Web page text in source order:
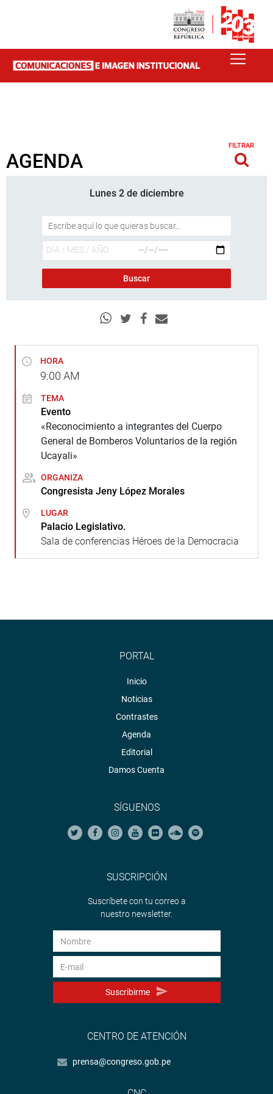
AGENDA
FILTRAR
Lunes 2 de diciembre
HORA
9:00 AM
TEMA
Evento
«Reconocimiento a integrantes del Cuerpo
General de Bomberos Voluntarios de la región
Ucayali»
ORGANIZA
Congresista Jeny López Morales
LUGAR
Palacio Legislativo.
Sala de conferencias Héroes de la Democracia
PORTAL
Inicio
Noticias
Contrastes
Agenda
Editorial
Damos Cuenta
SÍGUENOS
SUSCRIPCIÓN
Suscríbete con tu correo a
nuestro newsletter.
Suscribirme
CENTRO DE ATENCIÓN
prensa@congreso.gob.pe